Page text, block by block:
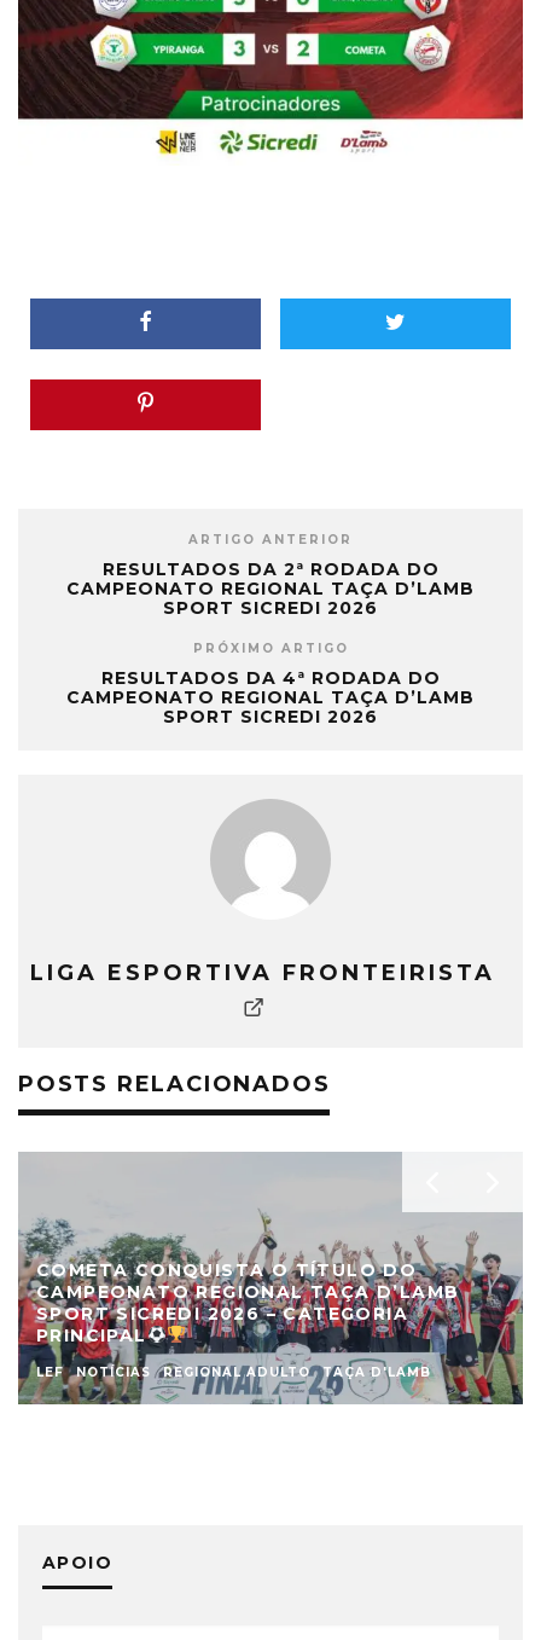
ARTIGO ANTERIOR
RESULTADOS DA 2ª RODADA DO
CAMPEONATO REGIONAL TAÇA D’LAMB
SPORT SICREDI 2026
PRÓXIMO ARTIGO
RESULTADOS DA 4ª RODADA DO
CAMPEONATO REGIONAL TAÇA D’LAMB
SPORT SICREDI 2026
LIGA ESPORTIVA FRONTEIRISTA
POSTS RELACIONADOS
COMETA CONQUISTA O TÍTULO DO
CAMPEONATO REGIONAL TAÇA D’LAMB
SPORT SICREDI 2026 – CATEGORIA
PRINCIPAL
LEF NOTÍCIAS REGIONAL ADULTO TAÇA D'LAMB
APOIO